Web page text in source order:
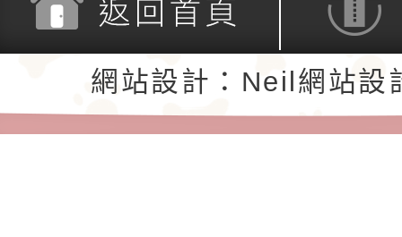
返回首頁 返回頂端
網站設計：Neil網站設